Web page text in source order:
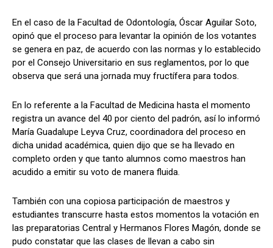
En el caso de la Facultad de Odontología, Óscar Aguilar Soto,
opinó que el proceso para levantar la opinión de los votantes
se genera en paz, de acuerdo con las normas y lo establecido
por el Consejo Universitario en sus reglamentos, por lo que
observa que será una jornada muy fructífera para todos.
En lo referente a la Facultad de Medicina hasta el momento
registra un avance del 40 por ciento del padrón, así lo informó
María Guadalupe Leyva Cruz, coordinadora del proceso en
dicha unidad académica, quien dijo que se ha llevado en
completo orden y que tanto alumnos como maestros han
acudido a emitir su voto de manera fluida.
También con una copiosa participación de maestros y
estudiantes transcurre hasta estos momentos la votación en
las preparatorias Central y Hermanos Flores Magón, donde se
pudo constatar que las clases de llevan a cabo sin